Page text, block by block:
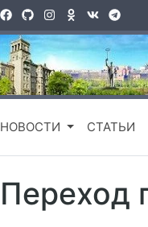
НОВОСТИ СТАТЬИ
Переход